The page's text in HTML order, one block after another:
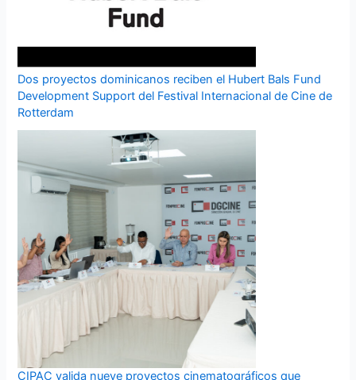
Dos proyectos dominicanos reciben el Hubert Bals Fund
Development Support del Festival Internacional de Cine de
Rotterdam
CIPAC valida nueve proyectos cinematográficos que